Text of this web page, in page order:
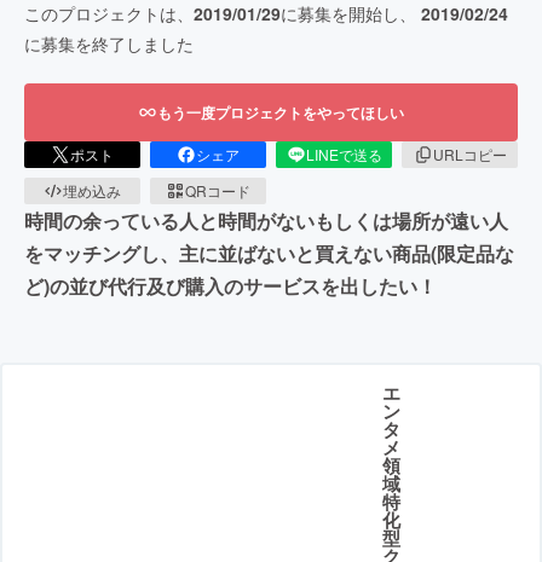
このプロジェクトは、 2019/01/29に募集を開始し、 2019/02/24
に募集を終了しました
もう一度プロジェクトをやってほしい
ポスト シェア LINEで送る
URLコピー
埋め込み
QRコード
時間の余っている人と時間がないもしくは場所が遠い人
をマッチングし、主に並ばないと買えない商品(限定品な
ど)の並び代行及び購入のサービスを出したい！
エ
ン
タ
メ
領
域
特
化
型
ク